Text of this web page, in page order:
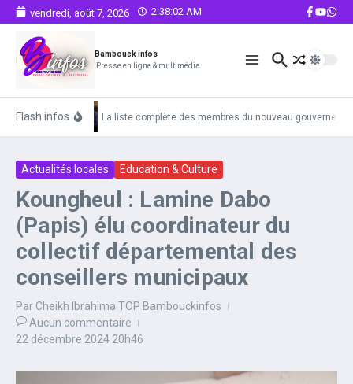
Aller au contenu
vendredi, août 7, 2026 2:38:03 AM
Bambouck infos
Presse en ligne & multimédia
Flash infos La liste complète des membres du nouveau
Actualités locales Education & Culture
Koungheul : Lamine Dabo
(Papis) élu coordinateur du
collectif départemental des
conseillers municipaux
Par Cheikh Ibrahima TOP Bambouckinfos
Aucun commentaire
22 décembre 2024 20h46